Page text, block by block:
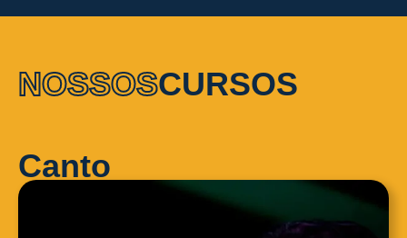
NOSSOSCURSOS
Canto